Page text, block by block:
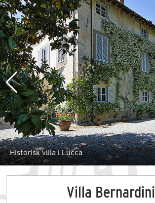
Historisk villa i Lucca
Villa Bernardini